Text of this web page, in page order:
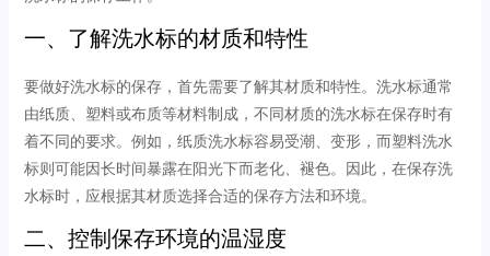
一、了解洗水标的材质和特性
要做好洗水标的保存，首先需要了解其材质和特性。洗水标通常
由纸质、塑料或布质等材料制成，不同材质的洗水标在保存时有
着不同的要求。例如，纸质洗水标容易受潮、变形，而塑料洗水
标则可能因长时间暴露在阳光下而老化、褪色。因此，在保存洗
水标时，应根据其材质选择合适的保存方法和环境。
二、控制保存环境的温湿度